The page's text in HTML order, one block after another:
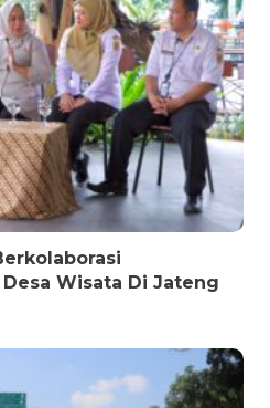
Wisata Di Jateng